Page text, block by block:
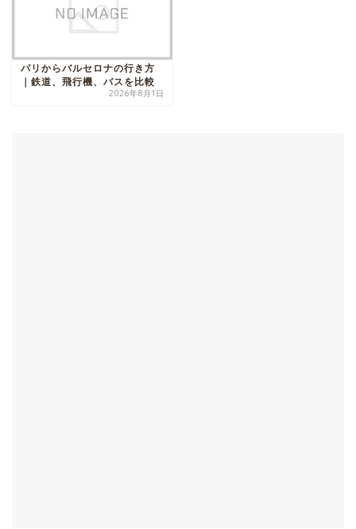
パリからバルセロナの行き方
｜鉄道、飛行機、バスを比較
2026年8月1日